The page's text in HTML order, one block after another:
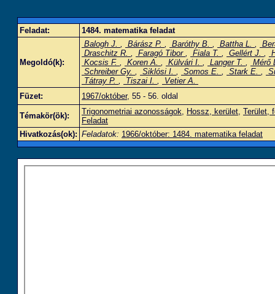
Feladat: 1484. matematika feladat
Megoldó(k):
Balogh J. , Bárász P. , Baróthy B. , Battha L. ,
Draschitz R. , Faragó Tibor , Fiala T. , Gellért J. ,
Kocsis F. , Koren A. , Külvári I. , Langer T. ,
Mérő
Schreiber Gy. , Siklósi I. , Somos E. , Stark E. ,
Tátray P. , Tiszai I. ,
Vetier A.
Füzet:
1967/október, 55 - 56. oldal
Témakör(ök): Trigonometriai azonosságok, Hossz, kerület, Terület,
Feladat
Hivatkozás(ok): Feladatok: 1966/október: 1484. matematika feladat